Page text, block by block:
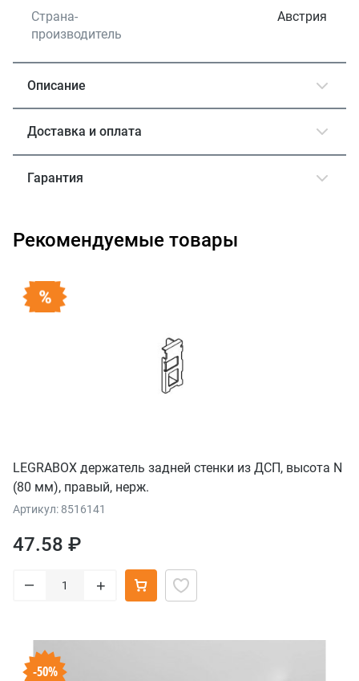
Страна-
производитель
Австрия
Описание
Доставка и оплата
Гарантия
Рекомендуемые товары
LEGRABOX держатель задней стенки из ДСП, высота N
(80 мм), правый, нерж.
Артикул: 8516141
47.58 ₽
– +
-50%